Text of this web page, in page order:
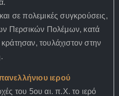
σε πολεμικές συγκρούσεις,
Περσικών Πολέμων, κατά
τουλάχιστον στην
ιερού
του 5ου αι. π.X. το ιερό